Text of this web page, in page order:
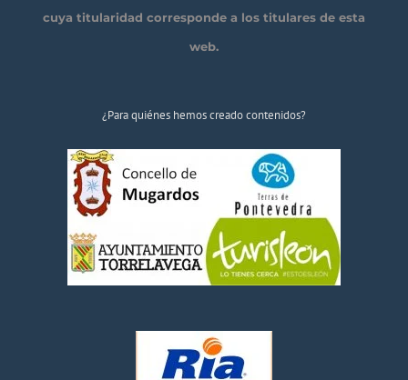
cuya titularidad corresponde a los titulares de esta
web.
¿Para quiénes hemos creado contenidos?